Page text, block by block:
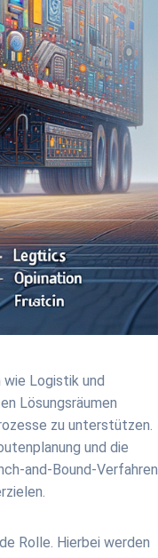
Logistik und
Lösungsräumen
zu unterstützen.
und die
and-Bound-Verfahren
Rolle. Hierbei werden